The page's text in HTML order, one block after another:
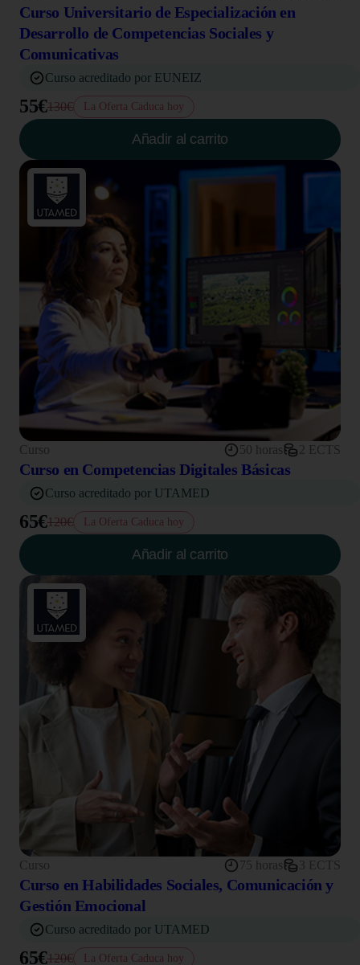
Curso Universitario de Especialización en
Desarrollo de Competencias Sociales y
Comunicativas
Curso acreditado por EUNEIZ
55€130€ La Oferta Caduca hoy
Añadir al carrito
Curso 50 horas 2 ECTS
Curso en Competencias Digitales Básicas
Curso acreditado por UTAMED
65€120€ La Oferta Caduca hoy
Añadir al carrito
Curso 75 horas 3 ECTS
Curso en Habilidades Sociales, Comunicación y
Gestión Emocional
Curso acreditado por UTAMED
65€120€ La Oferta Caduca hoy